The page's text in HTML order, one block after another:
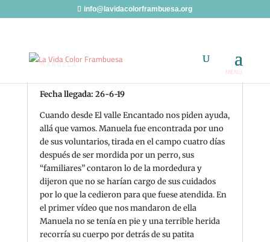
info@lavidacolorframbuesa.org
MANUELA
Fecha llegada: 26-6-19
Cuando desde El valle Encantado nos piden ayuda,
allá que vamos. Manuela fue encontrada por uno
de sus voluntarios, tirada en el campo cuatro días
después de ser mordida por un perro, sus
“familiares” contaron lo de la mordedura y
dijeron que no se harían cargo de sus cuidados
por lo que la cedieron para que fuese atendida. En
el primer vídeo que nos mandaron de ella
Manuela no se tenía en pie y una terrible herida
recorría su cuerpo por detrás de su patita